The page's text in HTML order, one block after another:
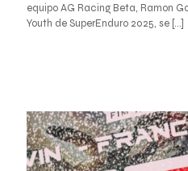
equipo AG Racing Beta, Ramon
Youth de SuperEnduro 2025, se […]